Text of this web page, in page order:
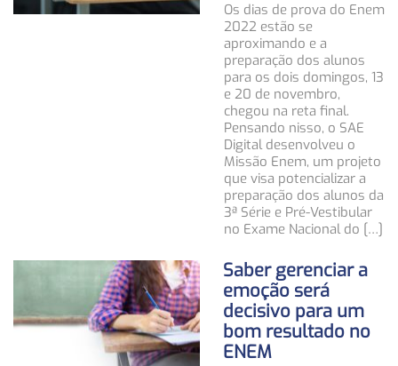
Os dias de prova do Enem
2022 estão se
aproximando e a
preparação dos alunos
para os dois domingos, 13
e 20 de novembro,
chegou na reta final.
Pensando nisso, o SAE
Digital desenvolveu o
Missão Enem, um projeto
que visa potencializar a
preparação dos alunos da
3ª Série e Pré-Vestibular
no Exame Nacional do […]
Saber gerenciar a
emoção será
decisivo para um
bom resultado no
ENEM